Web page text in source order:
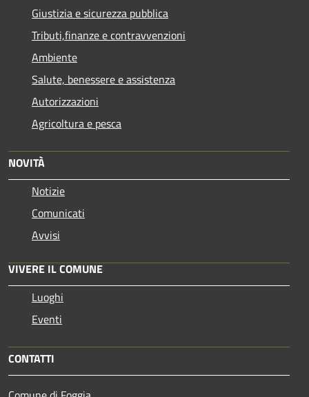
Giustizia e sicurezza pubblica
Tributi,finanze e contravvenzioni
Ambiente
Salute, benessere e assistenza
Autorizzazioni
Agricoltura e pesca
NOVITÀ
Notizie
Comunicati
Avvisi
VIVERE IL COMUNE
Luoghi
Eventi
CONTATTI